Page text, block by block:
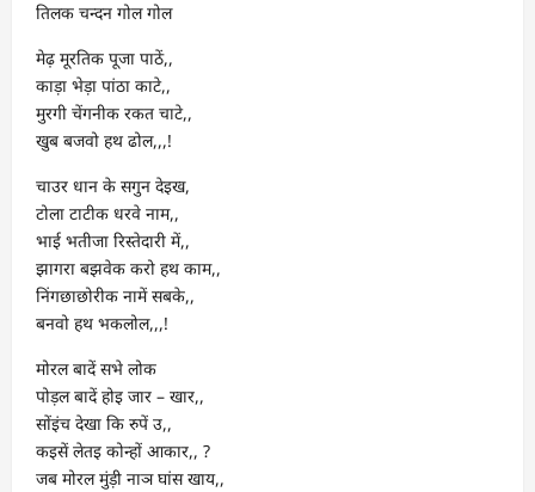
तिलक चन्दन गोल गोल
मेढ़ मूरतिक पूजा पाठें,,
काड़ा भेड़ा पांठा काटे,,
मुरगी चेंगनीक रकत चाटे,,
खुब बजवो हथ ढोल,,,!
चाउर धान के सगुन देइख,
टोला टाटीक धरवे नाम,,
भाई भतीजा रिस्तेदारी में,,
झागरा बझवेक करो हथ काम,,
निंगछाछोरीक नामें सबके,,
बनवो हथ भकलोल,,,!
मोरल बादें सभे लोक
पोड़ल बादें होइ जार – खार,,
सोंइंच देखा कि रुपें उ,,
कइसें लेतइ कोन्हों आकार,, ?
जब मोरल मुंड़ी नाञ घांस खाय,,